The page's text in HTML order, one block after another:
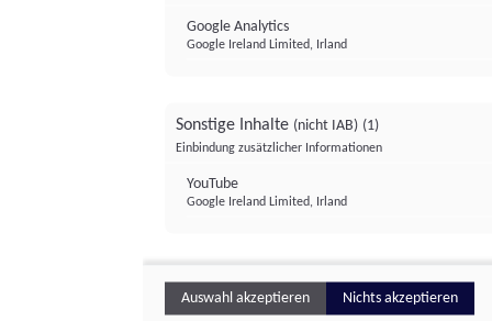
Google Analytics
Google Ireland Limited, Irland
Sonstige Inhalte (nicht IAB) (1)
Einbindung zusätzlicher Informationen
YouTube
Google Ireland Limited, Irland
Auswahl akzeptieren Nichts akzeptieren